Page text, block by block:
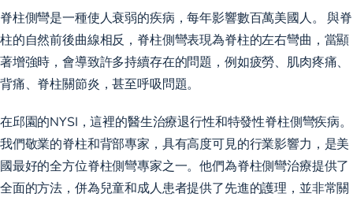
脊柱側彎是一種使人衰弱的疾病，每年影響數百萬美國人。 與脊
柱的自然前後曲線相反，脊柱側彎表現為脊柱的左右彎曲，當顯
著增強時，會導致許多持續存在的問題，例如疲勞、肌肉疼痛、
背痛、脊柱關節炎，甚至呼吸問題。
在邱園的NYSI，這裡的醫生治療退行性和特發性脊柱側彎疾病。
我們敬業的脊柱和背部專家，具有高度可見的行業影響力，是美
國最好的全方位脊柱側彎專家之一。他們為脊柱側彎治療提供了
全面的方法，併為兒童和成人患者提供了先進的護理，並非常關